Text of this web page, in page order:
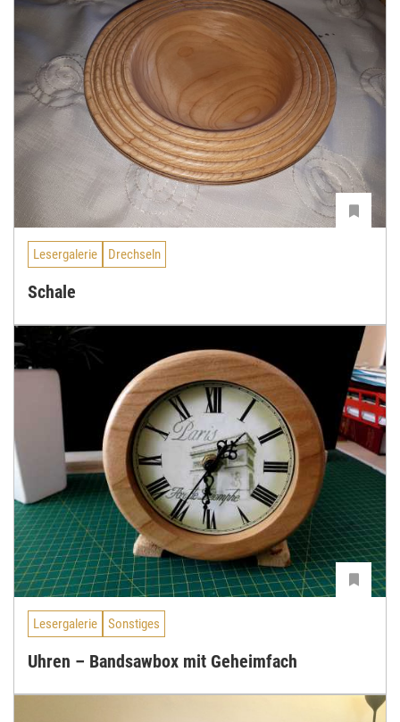
Lesergalerie Drechseln
Schale
Lesergalerie Sonstiges
Uhren – Bandsawbox mit Geheimfach